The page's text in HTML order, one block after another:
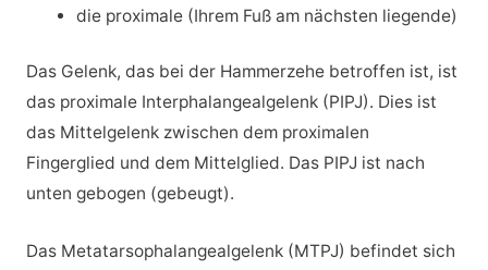
die proximale (Ihrem Fuß am nächsten liegende)
Das Gelenk, das bei der Hammerzehe betroffen ist, ist
das proximale Interphalangealgelenk (PIPJ). Dies ist
das Mittelgelenk zwischen dem proximalen
Fingerglied und dem Mittelglied. Das PIPJ ist nach
unten gebogen (gebeugt).
Das Metatarsophalangealgelenk (MTPJ) befindet sich